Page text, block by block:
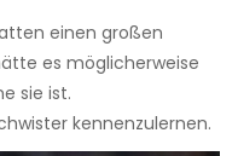
einen großen
es möglicherweise
sie ist.
kennenzulernen.